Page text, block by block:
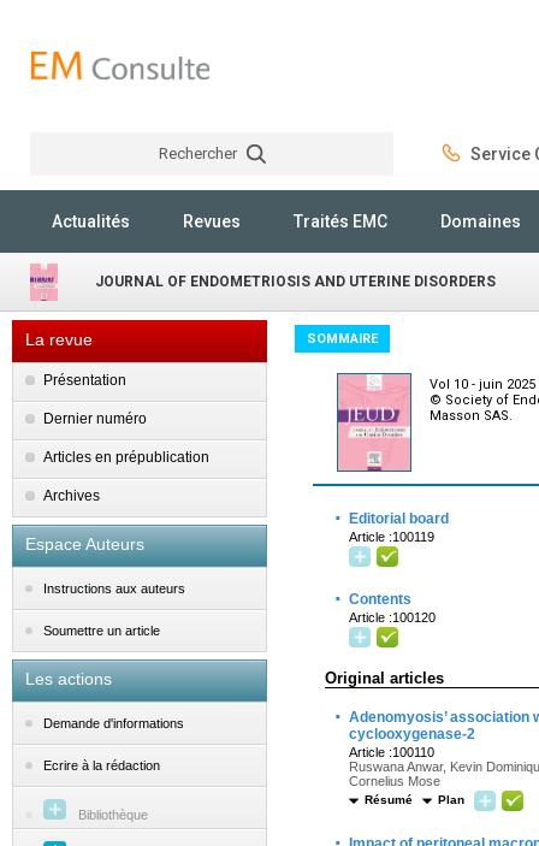
Rechercher Service
Actualités Revues Traités EMC Domaines
JOURNAL OF ENDOMETRIOSIS AND UTERINE DISORDERS
La revue
Présentation
Dernier numéro
Articles en prépublication
Archives
Espace Auteurs
Instructions aux auteurs
Soumettre un article
Les actions
Demande d'informations
Ecrire à la rédaction
Bibliothèque
SOMMAIRE
Vol 10 - juin 2025
© Society of
Masson SAS.
· Editorial board
Article :100119
· Contents
Article :100120
Original articles
· Adenomyosis’ association
cyclooxygenase-2
Article :100110
Ruswana Anwar, Kevin
Cornelius Mose
Résumé Plan